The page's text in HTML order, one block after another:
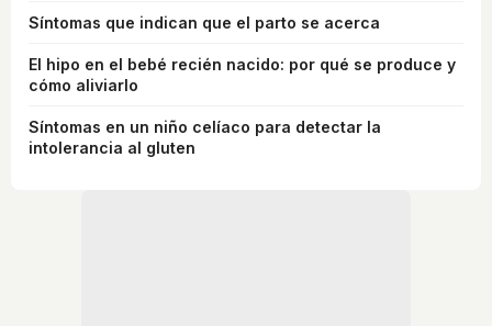
Síntomas que indican que el parto se acerca
El hipo en el bebé recién nacido: por qué se produce y
cómo aliviarlo
Síntomas en un niño celíaco para detectar la
intolerancia al gluten